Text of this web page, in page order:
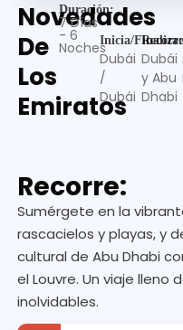
Novedades
De
Los
Emiratos
Duración:
7 Días
- 6
NochesInicia/Finaliza:
Dubái
/
Dubái
Dubái
y Abu
Dhabi
Recorre:
Sumérgete en la
rascacielos y playas, y
cultural de Abu Dhabi
el Louvre. Un viaje lleno
inolvidables.